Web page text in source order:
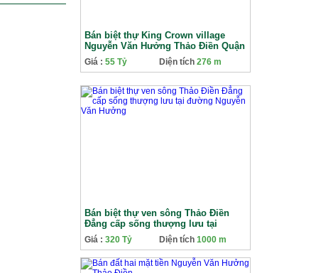
Bán biệt thự King Crown village
Nguyễn Văn Hưởng Thảo Điền Quận
2
Giá : 55 Tỷ Diện tích 276 m
Bán biệt thự ven sông Thảo Điền
Đẳng cấp sống thượng lưu tại
đường Nguyễn Văn Hưởng
Giá : 320 Tỷ Diện tích 1000 m